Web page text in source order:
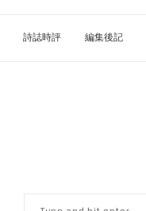
詩誌時評 編集後記